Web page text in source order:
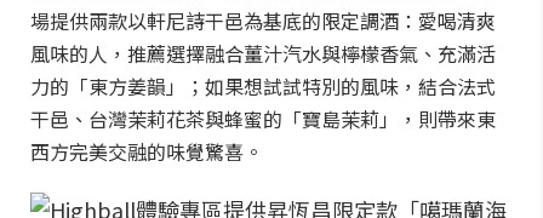
場提供兩款以軒尼詩干邑為基底的限定調酒：愛喝清爽
風味的人，推薦選擇融合薑汁汽水與檸檬香氣、充滿活
力的「東方姜韻」；如果想試試特別的風味，結合法式
干邑、台灣茉莉花茶與蜂蜜的「寶島茉莉」，則帶來東
西方完美交融的味覺驚喜。